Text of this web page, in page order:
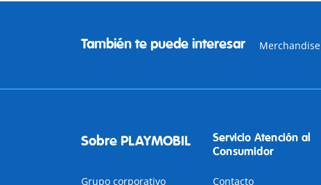
También te puede interesar Merchandise
Sobre PLAYMOBIL
Grupo corporativo
Servicio Atención al
Consumidor
Contacto